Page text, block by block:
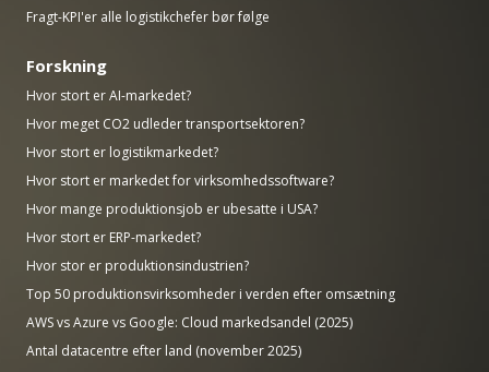
Fragt-KPI'er alle logistikchefer bør følge
Forskning
Hvor stort er AI-markedet?
Hvor meget CO2 udleder transportsektoren?
Hvor stort er logistikmarkedet?
Hvor stort er markedet for virksomhedssoftware?
Hvor mange produktionsjob er ubesatte i USA?
Hvor stort er ERP-markedet?
Hvor stor er produktionsindustrien?
Top 50 produktionsvirksomheder i verden efter omsætning
AWS vs Azure vs Google: Cloud markedsandel (2025)
Antal datacentre efter land (november 2025)